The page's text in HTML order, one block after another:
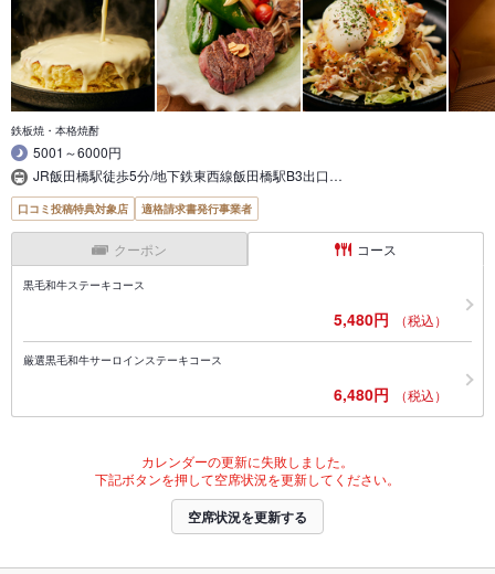
鉄板焼・本格焼酎
5001～6000円
JR飯田橋駅徒歩5分/地下鉄東西線飯田橋駅B3出口…
口コミ投稿特典対象店 適格請求書発行事業者
クーポン コース
黒毛和牛ステーキコース
5,480円 （税込）
厳選黒毛和牛サーロインステーキコース
6,480円 （税込）
カレンダーの更新に失敗しました。
下記ボタンを押して空席状況を更新してください。
空席状況を更新する